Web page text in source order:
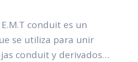
conduit es un
se utiliza para unir
conduit y derivados.